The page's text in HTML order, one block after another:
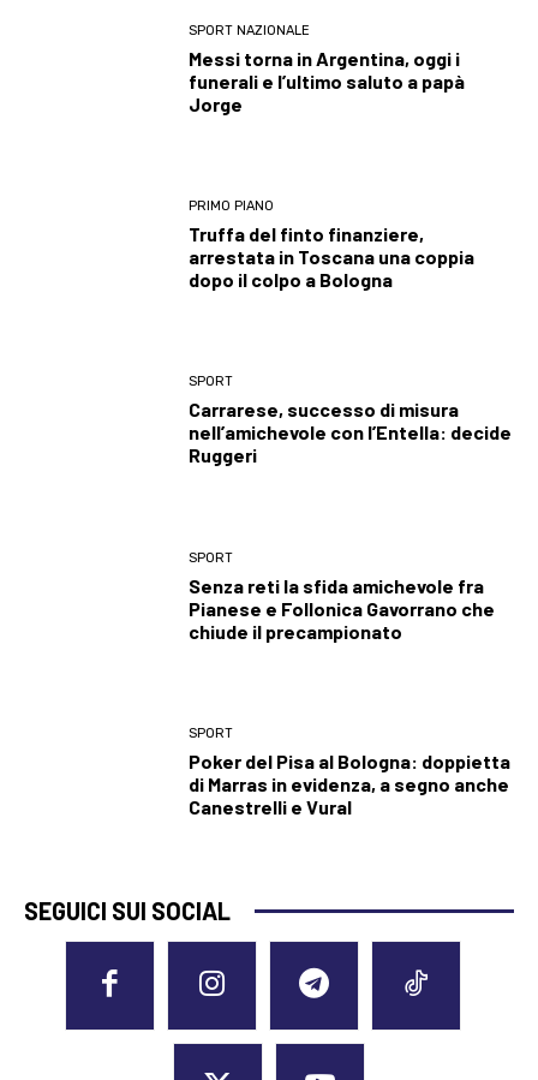
SPORT NAZIONALE
Messi torna in Argentina, oggi i
funerali e l’ultimo saluto a papà
Jorge
PRIMO PIANO
Truffa del finto finanziere,
arrestata in Toscana una coppia
dopo il colpo a Bologna
SPORT
Carrarese, successo di misura
nell’amichevole con l’Entella: decide
Ruggeri
SPORT
Senza reti la sfida amichevole fra
Pianese e Follonica Gavorrano che
chiude il precampionato
SPORT
Poker del Pisa al Bologna: doppietta
di Marras in evidenza, a segno anche
Canestrelli e Vural
SEGUICI SUI SOCIAL